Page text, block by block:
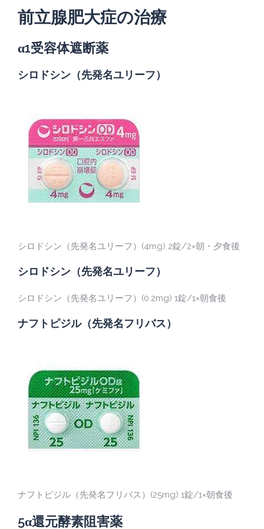
前立腺肥大症の治療
α1受容体遮断薬
シロドシン（先発名ユリーフ）
シロドシン（先発名ユリーフ）(4mg) 2錠/2×朝・夕食後
シロドシン（先発名ユリーフ）
シロドシン（先発名ユリーフ）(0.2mg) 1錠/1×朝食後
ナフトピジル（先発名フリバス）
ナフトピジル（先発名フリバス）(25mg) 1錠/1×朝食後
5α還元酵素阻害薬